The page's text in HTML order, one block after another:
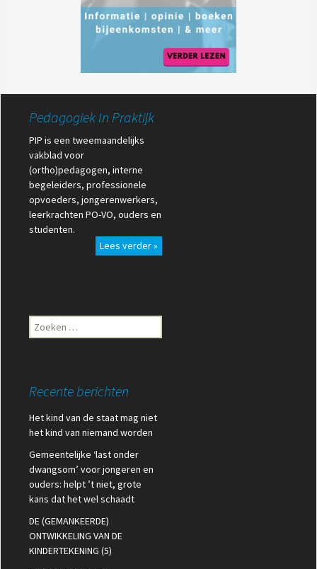
Pedagogiek In Praktijk
PIP is een tweemaandelijks
vakblad voor
(ortho)pedagogen, interne
begeleiders, professionele
opvoeders, jongerenwerkers,
leerkrachten PO-VO, ouders en
studenten.
Lees verder »
Zoeken
naar:
Recente berichten
Het kind van de staat mag niet
het kind van niemand worden
Gemeentelijke ‘last onder
dwangsom’ voor jongeren en
ouders: helpt ’t niet, grote
kans dat het wel schaadt
DE (GEMANKEERDE)
ONTWIKKELING VAN DE
KINDERTEKENING (5)